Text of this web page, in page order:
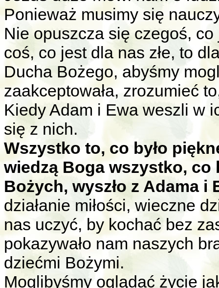
Ponieważ musimy się
Nie opuszcza się czegoś,
coś, co jest dla nas złe, to
Ducha Bożego, abyśmy
zaakceptowała, zrozumieć
Kiedy Adam i Ewa weszli w
się z nich.
Wszystko to, co było
wiedzą Boga wszystko, co
Bożych, wyszło z Adama i
działanie miłości, wieczne
nas uczyć, by kochać bez
pokazywało nam naszych
dziećmi Bożymi.
Moglibyśmy oglądać życie